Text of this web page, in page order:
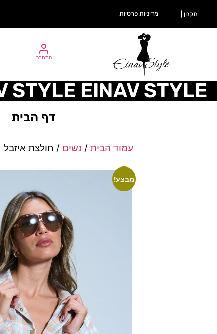
תקנון | מדיניות פרטיות
התחבר
STYLE EINAV STYLE
דף הבית
עמוד הבית / נשים / חולצת איזבל
מבצע!